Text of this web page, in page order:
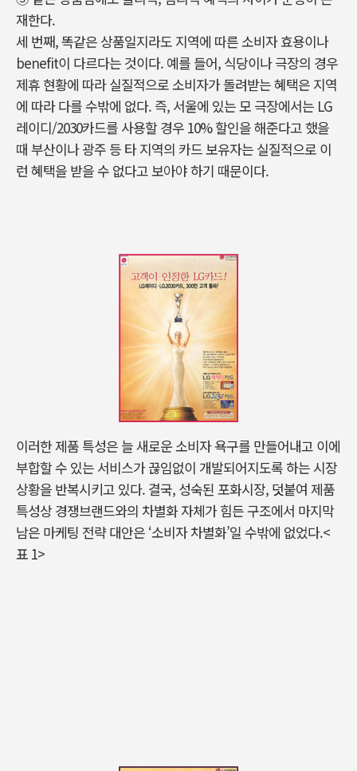
재한다.
세 번째, 똑같은 상품일지라도 지역에 따른 소비자 효용이나
benefit이 다르다는 것이다. 예를 들어, 식당이나 극장의 경우
제휴 현황에 따라 실질적으로 소비자가 돌려받는 혜택은 지역
에 따라 다를 수밖에 없다. 즉, 서울에 있는 모 극장에서는 LG
레이디/2030카드를 사용할 경우 10% 할인을 해준다고 했을
때 부산이나 광주 등 타 지역의 카드 보유자는 실질적으로 이
런 혜택을 받을 수 없다고 보아야 하기 때문이다.
이러한 제품 특성은 늘 새로운 소비자 욕구를 만들어내고 이에
부합할 수 있는 서비스가 끊임없이 개발되어지도록 하는 시장
상황을 반복시키고 있다. 결국, 성숙된 포화시장, 덧붙여 제품
특성상 경쟁브랜드와의 차별화 자체가 힘든 구조에서 마지막
남은 마케팅 전략 대안은 ‘소비자 차별화’일 수밖에 없었다.<
표 1>